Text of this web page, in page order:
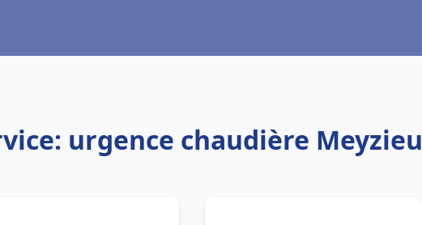
urgence chaudière Meyzieu